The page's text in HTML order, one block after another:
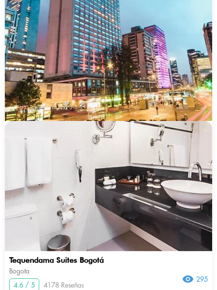
Tequendama Suites Bogotá
Bogota
4.6 / 5
4178 Reseñas
295